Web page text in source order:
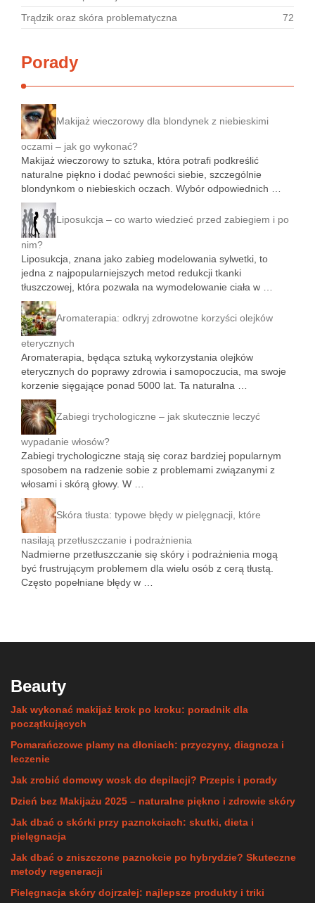
Trądzik oraz skóra problematyczna
72
Porady
Makijaż wieczorowy dla blondynek z niebieskimi
oczami – jak go wykonać?
Makijaż wieczorowy to sztuka, która potrafi podkreślić
naturalne piękno i dodać pewności siebie, szczególnie
blondynkom o niebieskich oczach. Wybór odpowiednich …
Liposukcja – co warto wiedzieć przed zabiegiem i po
nim?
Liposukcja, znana jako zabieg modelowania sylwetki, to
jedna z najpopularniejszych metod redukcji tkanki
tłuszczowej, która pozwala na wymodelowanie ciała w …
Aromaterapia: odkryj zdrowotne korzyści olejków
eterycznych
Aromaterapia, będąca sztuką wykorzystania olejków
eterycznych do poprawy zdrowia i samopoczucia, ma swoje
korzenie sięgające ponad 5000 lat. Ta naturalna …
Zabiegi trychologiczne – jak skutecznie leczyć
wypadanie włosów?
Zabiegi trychologiczne stają się coraz bardziej popularnym
sposobem na radzenie sobie z problemami związanymi z
włosami i skórą głowy. W …
Skóra tłusta: typowe błędy w pielęgnacji, które
nasilają przetłuszczanie i podrażnienia
Nadmierne przetłuszczanie się skóry i podrażnienia mogą
być frustrującym problemem dla wielu osób z cerą tłustą.
Często popełniane błędy w …
Beauty
Jak wykonać makijaż krok po kroku: poradnik dla
początkujących
Pomarańczowe plamy na dłoniach: przyczyny, diagnoza i
leczenie
Jak zrobić domowy wosk do depilacji? Przepis i porady
Dzień bez Makijażu 2025 – naturalne piękno i zdrowie skóry
Jak dbać o skórki przy paznokciach: skutki, dieta i
pielęgnacja
Jak dbać o zniszczone paznokcie po hybrydzie? Skuteczne
metody regeneracji
Pielęgnacja skóry dojrzałej: najlepsze produkty i triki